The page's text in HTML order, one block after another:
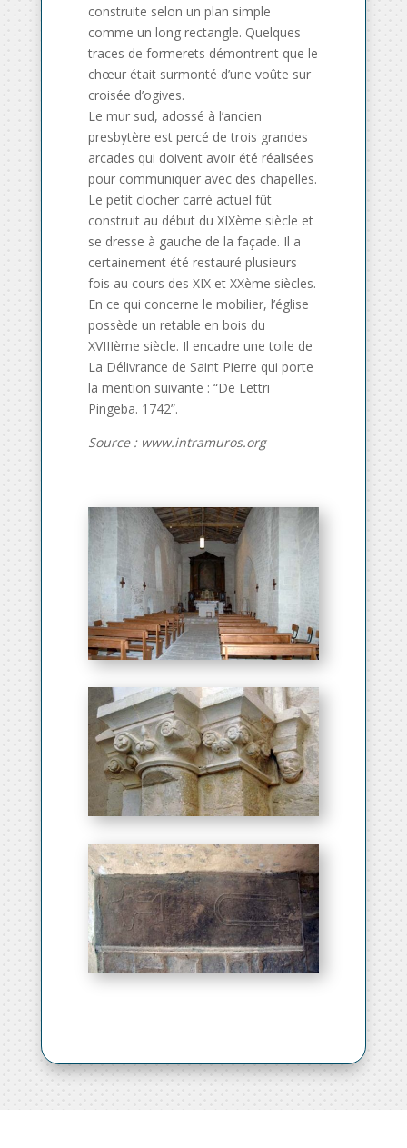
construite selon un plan simple
comme un long rectangle. Quelques
traces de formerets démontrent que le
chœur était surmonté d’une voûte sur
croisée d’ogives.
Le mur sud, adossé à l’ancien
presbytère est percé de trois grandes
arcades qui doivent avoir été réalisées
pour communiquer avec des chapelles.
Le petit clocher carré actuel fût
construit au début du XIXème siècle et
se dresse à gauche de la façade. Il a
certainement été restauré plusieurs
fois au cours des XIX et XXème siècles.
En ce qui concerne le mobilier, l’église
possède un retable en bois du
XVIIIème siècle. Il encadre une toile de
La Délivrance de Saint Pierre qui porte
la mention suivante : “De Lettri
Pingeba. 1742”.
Source : www.intramuros.org